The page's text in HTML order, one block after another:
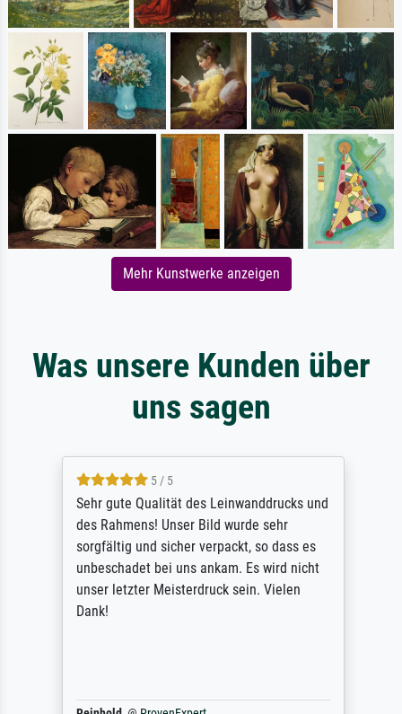
Mehr Kunstwerke anzeigen
Was unsere Kunden über
uns sagen
5 / 5
Sehr gute Qualität des Leinwanddrucks und
des Rahmens! Unser Bild wurde sehr
sorgfältig und sicher verpackt, so dass es
unbeschadet bei uns ankam. Es wird nicht
unser letzter Meisterdruck sein. Vielen
Dank!